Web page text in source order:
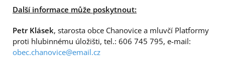
Další informace může poskytnout:
Petr Klásek, starosta obce Chanovice a mluvčí Platformy
proti hlubinnému úložišti, tel.: 606 745 795, e-mail:
obec.chanovice@email.cz